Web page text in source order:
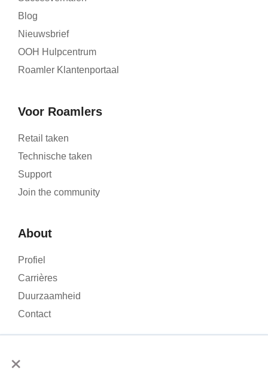
×
Blog
Nieuwsbrief
OOH Hulpcentrum
Roamler Klantenportaal
Voor Roamlers
Retail taken
Technische taken
Support
Join the community
About
Profiel
Carrières
Duurzaamheid
Contact